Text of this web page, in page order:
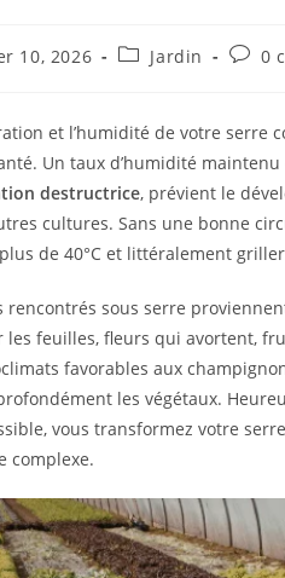
10, 2026 Jardin 0
et l’humidité de votre
Un taux d’humidité
destructrice, prévient le
cultures. Sans une bonne
de 40°C et littéralement
rencontrés sous serre
feuilles, fleurs qui avortent,
favorables aux
les végétaux.
vous transformez votre
complexe.